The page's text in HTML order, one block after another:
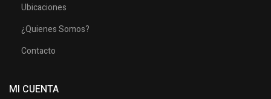
Ubicaciones
¿Quienes Somos?
Contacto
MI CUENTA